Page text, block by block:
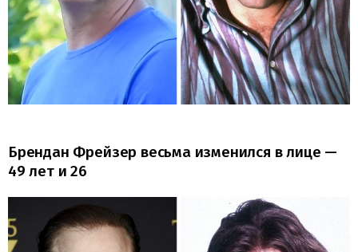
Брендан Фрейзер весьма изменился в лице —
49 лет и 26